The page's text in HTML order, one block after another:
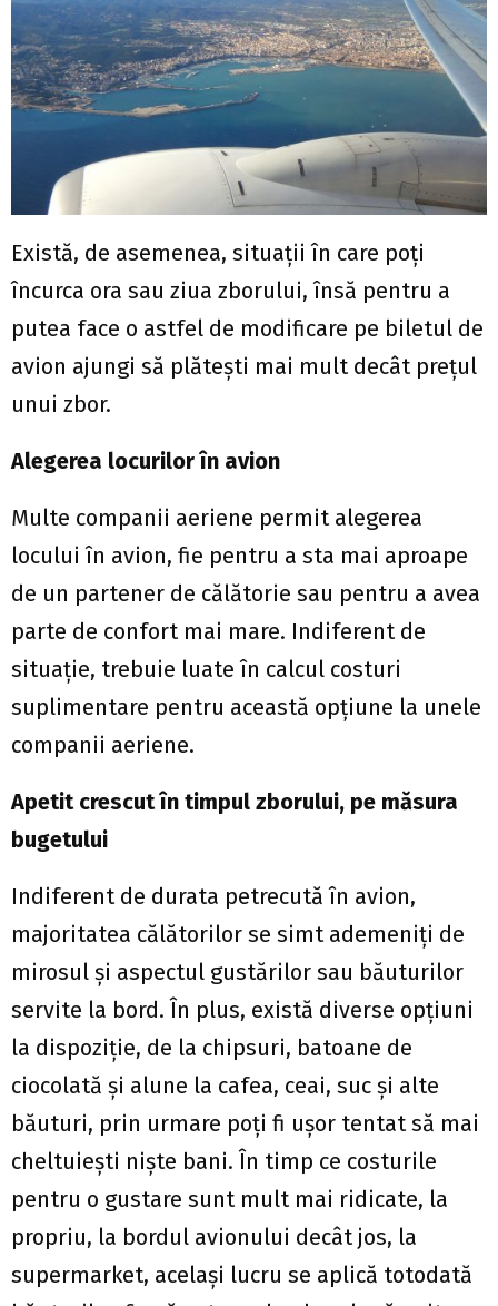
Există, de asemenea, situații în care poți
încurca ora sau ziua zborului, însă pentru a
putea face o astfel de modificare pe biletul de
avion ajungi să plătești mai mult decât prețul
unui zbor.
Alegerea locurilor în avion
Multe companii aeriene permit alegerea
locului în avion, fie pentru a sta mai aproape
de un partener de călătorie sau pentru a avea
parte de confort mai mare. Indiferent de
situație, trebuie luate în calcul costuri
suplimentare pentru această opțiune la unele
companii aeriene.
Apetit crescut în timpul zborului, pe măsura
bugetului
Indiferent de durata petrecută în avion,
majoritatea călătorilor se simt ademeniți de
mirosul și aspectul gustărilor sau băuturilor
servite la bord. În plus, există diverse opțiuni
la dispoziție, de la chipsuri, batoane de
ciocolată și alune la cafea, ceai, suc și alte
băuturi, prin urmare poți fi ușor tentat să mai
cheltuiești niște bani. În timp ce costurile
pentru o gustare sunt mult mai ridicate, la
propriu, la bordul avionului decât jos, la
supermarket, același lucru se aplică totodată